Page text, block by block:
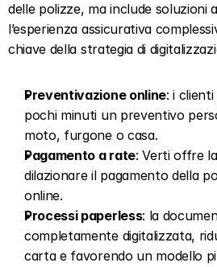
delle polizze, ma include soluzioni
l’esperienza assicurativa
chiave della strategia di
Preventivazione online: i
pochi minuti un preventivo
moto, furgone o casa.
Pagamento a rate: Verti offre
dilazionare il pagamento della
online.
Processi paperless: la
completamente digitalizzata,
carta e favorendo un modello